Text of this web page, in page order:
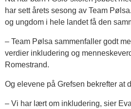
har sett årets sesong av Team
og ungdom i hele landet få den
– Team Pølsa sammenfaller godt
verdier inkludering og
Romestrand.
Og elevene på Grefsen bekrefter at
– Vi har lært om inkludering, sier